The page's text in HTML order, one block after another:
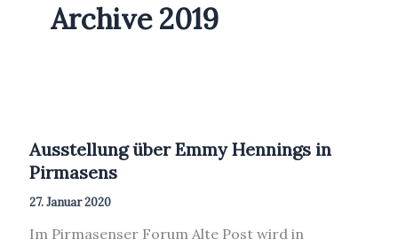
Archive 2019
Ausstellung über Emmy Hennings in
Pirmasens
27. Januar 2020
Im Pirmasenser Forum Alte Post wird in